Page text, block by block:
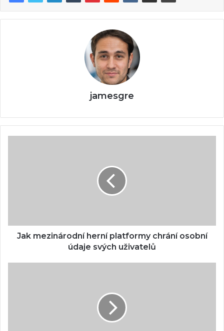
jamesgre
Jak mezinárodní herní platformy chrání osobní
údaje svých uživatelů